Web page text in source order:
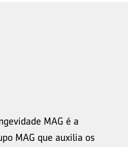
MAG é a
MAG que auxilia os